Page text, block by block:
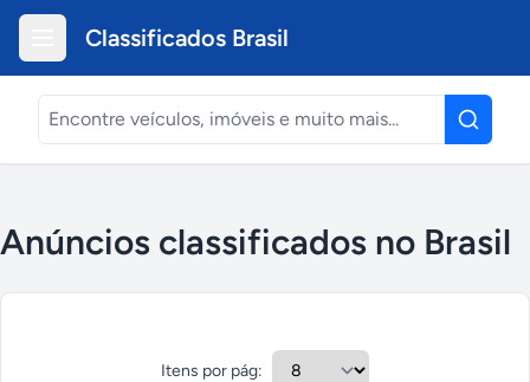
Classificados Brasil
Anúncios classificados no Brasil
Itens por pág: